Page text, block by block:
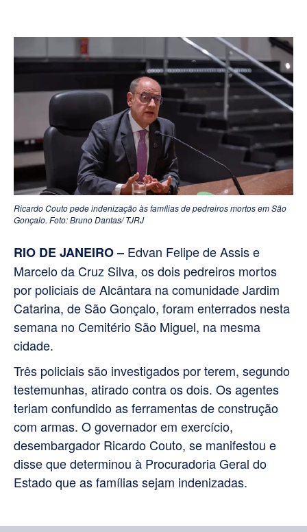
Ricardo Couto pede indenização às famílias de pedreiros mortos em São
Gonçalo. Foto: Bruno Dantas/ TJRJ
RIO DE JANEIRO – Edvan Felipe de Assis e
Marcelo da Cruz Silva, os dois pedreiros mortos
por policiais de Alcântara na comunidade Jardim
Catarina, de São Gonçalo, foram enterrados nesta
semana no Cemitério São Miguel, na mesma
cidade.
Três policiais são investigados por terem, segundo
testemunhas, atirado contra os dois. Os agentes
teriam confundido as ferramentas de construção
com armas. O governador em exercício,
desembargador Ricardo Couto, se manifestou e
disse que determinou à Procuradoria Geral do
Estado que as famílias sejam indenizadas.